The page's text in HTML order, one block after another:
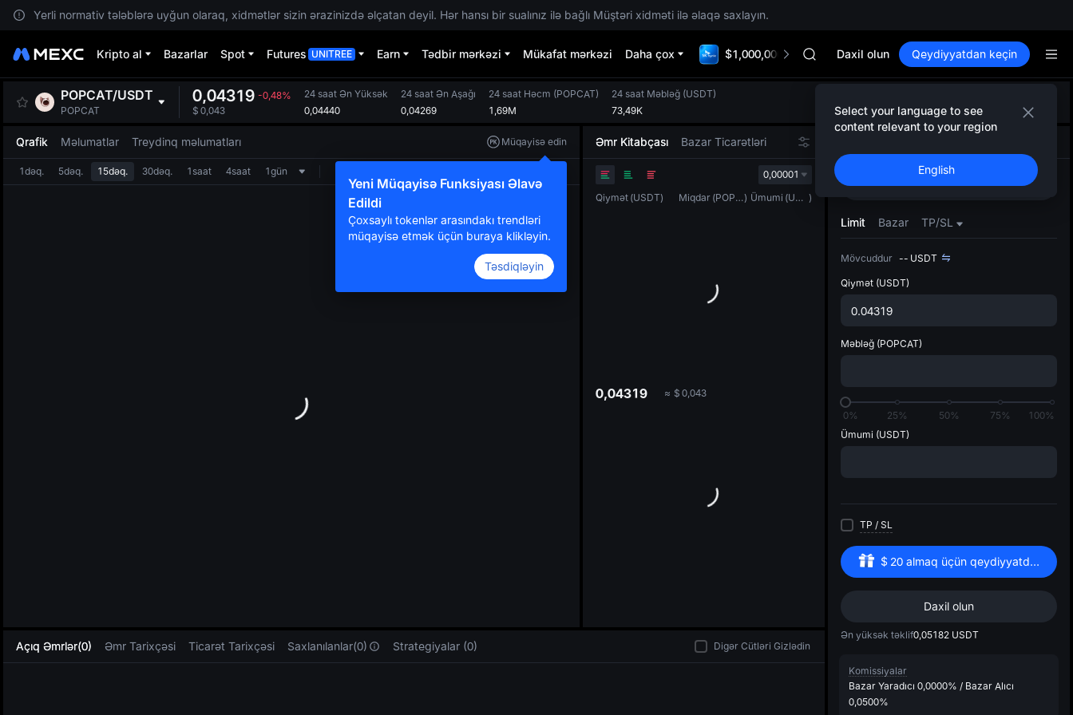
Yerli normativ tələblərə uyğun olaraq, xidmətlər sizin ərazinizdə əlçatan deyil. Hər hansı bir sualınız ilə bağlı Müştəri xidməti ilə əlaqə saxlayın.
Kripto al Bazarlar Spot Futures UNITREE Earn Tədbir mərkəzi Mükafat mərkəzi Daha çox $1,000,000 TradFi Gala
ACE
UNITREE
Unitree Future Now Live
SPCX
Unitree Future Now Live
Daxil olun Qeydiyyatdan keçin
Select your language to see
content relevant to your region
English
POPCAT/USDT
POPCAT
0,04319 -0,48%
$ 0,043
24 saat Ən Yüksək
0,04440
24 saat Ən Aşağı
0,04269
24 saat Həcm (POPCAT)
1,69M
24 saat Məbləğ (USDT)
73,49K
Qrafik Məlumatlar Treydinq məlumatları Müqayisə edin
Yeni Müqayisə Funksiyası Əlavə
Edildi
Çoxsaylı tokenlər arasındakı trendləri
müqayisə etmək üçün buraya klikləyin.
Təsdiqləyin
1dəq. 5dəq. 15dəq. 30dəq. 1saat 4saat 1gün
Əmr Kitabçası Bazar Ticarətləri
0,00001
Qiymət (USDT) Miqdar ( POPCAT) Ümumi ( USDT )
0,04319 ≈ $ 0,043
Alın Satın
Limit Bazar TP/SL
Mövcuddur -- USDT
Qiymət (USDT)
Məbləğ (POPCAT)
0% 25% 50% 75%
100%
Ümumi (USDT)
TP / SL
$ 20almaq üçün qeydiyyatdan
Daxil olun
Ən yüksək təklif0,05182 USDT
Komissiyalar
Bazar Yaradıcı 0,0000% / Bazar Alıcı
0,0500%
Açıq Əmrlər(0) Əmr Tarixçəsi Ticarət Tarixçəsi Saxlanılanlar(0) Strategiyalar (0) Digər Cütləri Gizlədin